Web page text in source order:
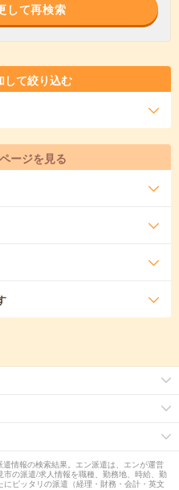
して再検索
して絞り込む
ージを見る
情報の検索結果。エン派遣は、エンが運営
の派遣/求人情報を職種、勤務地、時給、勤
ピッタリの派遣（経理・財務・会計・英文